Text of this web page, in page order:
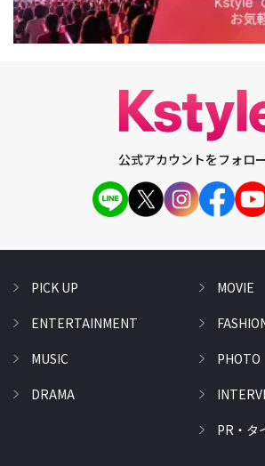
公式アカウントをフォロ
PICK UP
ENTERTAINMENT
MUSIC
DRAMA
MOVIE
PHOTO
PR・タ